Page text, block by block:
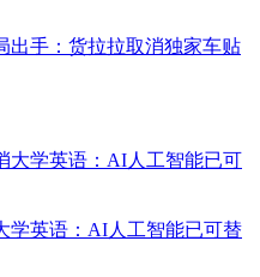
出手：货拉拉取消独家车贴
学英语：AI人工智能已可替